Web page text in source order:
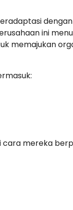
ini
memajukan
cara mereka